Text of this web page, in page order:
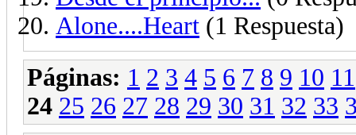
Alone....Heart (1 Respuesta)
Páginas: 1 2 3 4 5 6 7 8 9 10 11
24 25 26 27 28 29 30 31 32 33